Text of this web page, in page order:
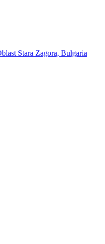
Stara Zagora, Bulgaria